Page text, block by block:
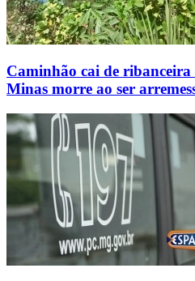
Caminhão cai de
Minas morre ao ser